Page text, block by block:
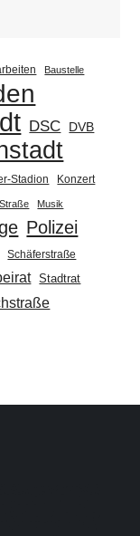
Baustelle
DSC DVB
Stadion
Konzert
Musik
Polizei
Schäferstraße
Stadtrat